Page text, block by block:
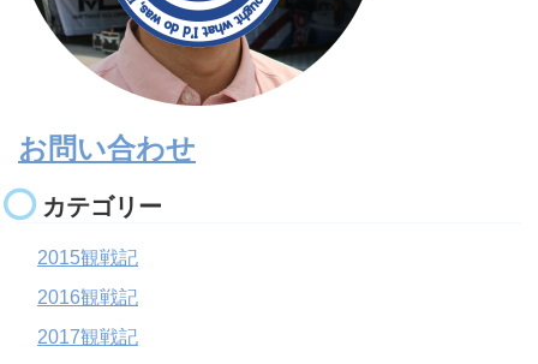
お問い合わせ
カテゴリー
2015観戦記
2016観戦記
2017観戦記